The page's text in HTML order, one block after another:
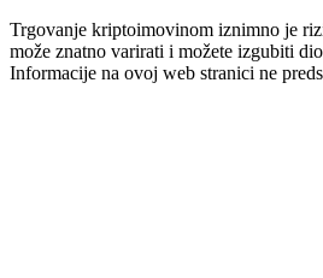
Trgovanje kriptoimovinom iznimno je
može znatno varirati i možete izgubiti
Informacije na ovoj web stranici ne